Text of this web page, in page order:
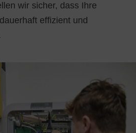
wir sicher, dass Ihre
effizient und